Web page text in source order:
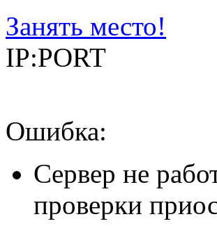
Занять место!
IP:PORT
Ошибка:
Сервер не
проверки